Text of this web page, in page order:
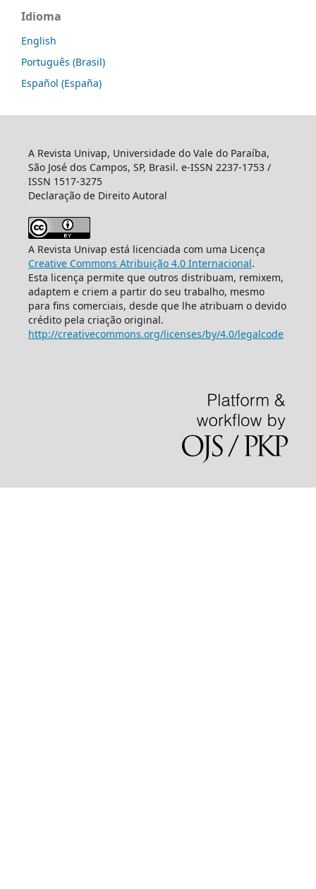
Idioma
English
Português (Brasil)
Español (España)
A Revista Univap, Universidade do Vale do Paraíba,
São José dos Campos, SP, Brasil. e-ISSN 2237-1753 /
ISSN 1517-3275
Declaração de Direito Autoral
A Revista Univap está licenciada com uma Licença
Creative Commons Atribuição 4.0 Internacional.
Esta licença permite que outros distribuam, remixem,
adaptem e criem a partir do seu trabalho, mesmo
para fins comerciais, desde que lhe atribuam o devido
crédito pela criação original.
http://creativecommons.org/licenses/by/4.0/legalcode